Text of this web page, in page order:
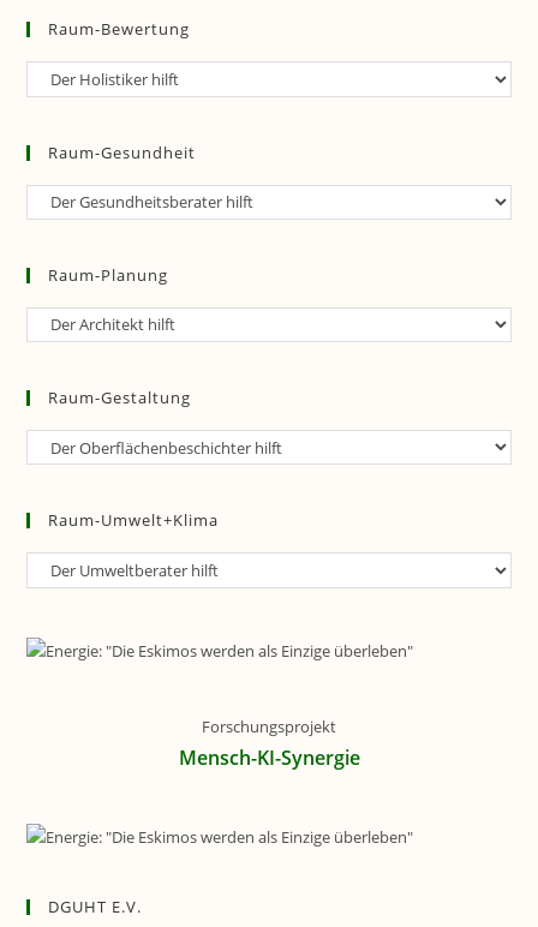
Raum-Bewertung
Raum-
Raum-Gesundheit
Raum-
Raum-Planung
Raum-
Raum-Gestaltung
Raum-
Raum-Umwelt+Klima
Raum-
Forschungsprojekt
Mensch-KI-Synergie
DGUHT E.V.